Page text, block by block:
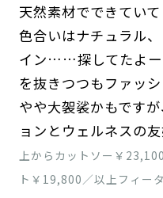
天然素材でできてい
色合いはナチュラル
イン……探してたよー
を抜きつつもファッ
やや大袈裟かもです
ョンとウェルネスの
上からカットソー￥
ト￥19,800／以上フィー